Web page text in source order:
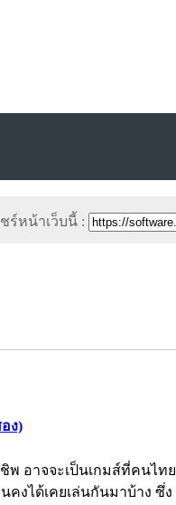
ร์หน้าเว็บนี้ :
ง)
ชิพ อาจจะเป็นเกมส์ที่คนไทย
คงได้เคยเล่นกันมาบ้าง ซึ่ง